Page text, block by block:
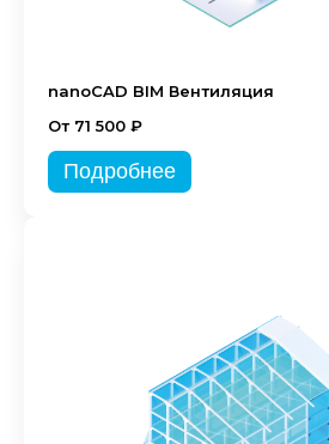
nanoCAD BIM Вентиляция
От 71 500 ₽
Подробнее